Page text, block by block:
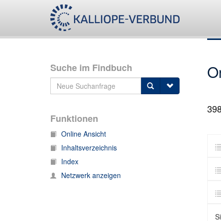
Suche im Findbuch
Funktionen
Online Ansicht
Inhaltsverzeichnis
Index
Netzwerk anzeigen